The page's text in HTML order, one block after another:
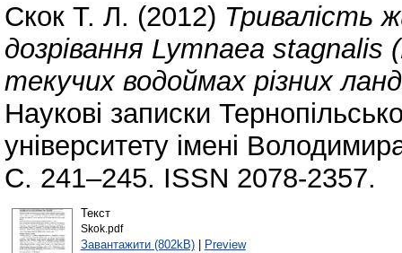
Скок Т. Л. (2012) Тривалість
дозрівання Lymnaea
текучих водоймах різних
Наукові записки
університету імені
С. 241–245. ISSN 2078-2357.
Текст
Skok.pdf
Завантажити (802kB)| Preview